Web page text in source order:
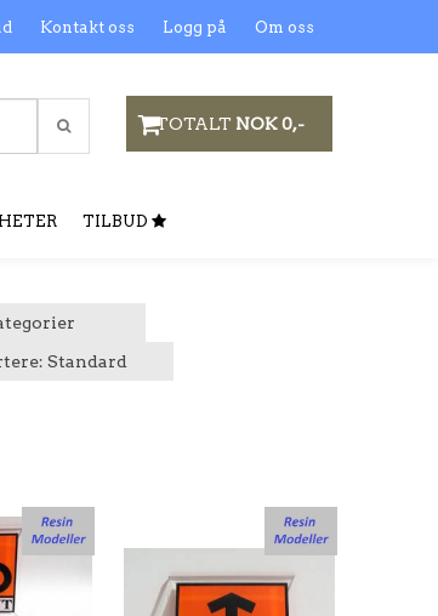
Kontakt oss Logg på Om oss
TOTALT NOK 0,-
TILBUD